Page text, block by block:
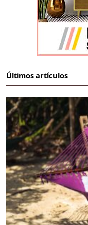
Últimos artículos